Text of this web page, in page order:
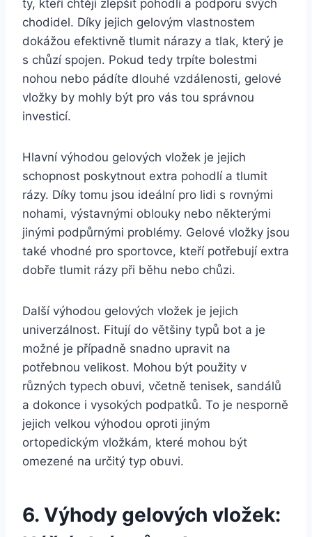
ty,⁤ kteří chtějí ⁢zlepšit pohodlí⁢ a podporu svých⁢
chodidel. Díky jejich‌ gelovým vlastnostem
‌dokážou efektivně tlumit ​nárazy a tlak, který je
s ⁣chůzí spojen.‌ Pokud tedy trpíte bolestmi
nohou ‍nebo pádíte dlouhé vzdálenosti, gelové
vložky ​by mohly být pro⁢ vás tou ⁢správnou
investicí.
Hlavní⁤ výhodou ​gelových vložek je jejich
schopnost poskytnout extra pohodlí a⁣ tlumit
rázy. Díky tomu jsou ideální pro ⁣lidi‍ s​ rovnými​
nohami, výstavnými oblouky nebo některými
jinými podpůrnými problémy. Gelové vložky⁢ jsou⁣
také vhodné pro​ sportovce, kteří potřebují extra⁢
dobře⁤ tlumit⁣ rázy při běhu‍ nebo chůzi.
Další výhodou gelových vložek je jejich
⁢univerzálnost. ⁤Fitují do ​většiny typů bot a je
možné je případně snadno ‍upravit na
potřebnou velikost. Mohou být ​použity v
různých typech obuvi, včetně tenisek, ⁢sandálů
a⁤ dokonce i vysokých podpatků.​ To je nesporně
jejich velkou výhodou oproti jiným
ortopedickým vložkám, které mohou být‌
omezené ⁤na určitý typ ⁣obuvi.
6. Výhody gelových vložek: